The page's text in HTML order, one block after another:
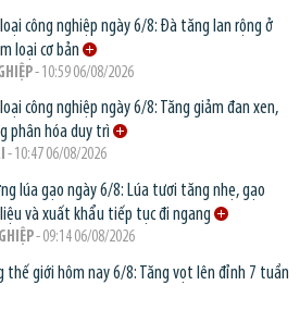
công nghiệp ngày 6/8: Đà tăng lan rộng ở
loại cơ bản
- 10:59 06/08/2026
công nghiệp ngày 6/8: Tăng giảm đan xen,
phân hóa duy trì
- 10:47 06/08/2026
lúa gạo ngày 6/8: Lúa tươi tăng nhẹ, gạo
và xuất khẩu tiếp tục đi ngang
- 09:14 06/08/2026
thế giới hôm nay 6/8: Tăng vọt lên đỉnh 7 tuần